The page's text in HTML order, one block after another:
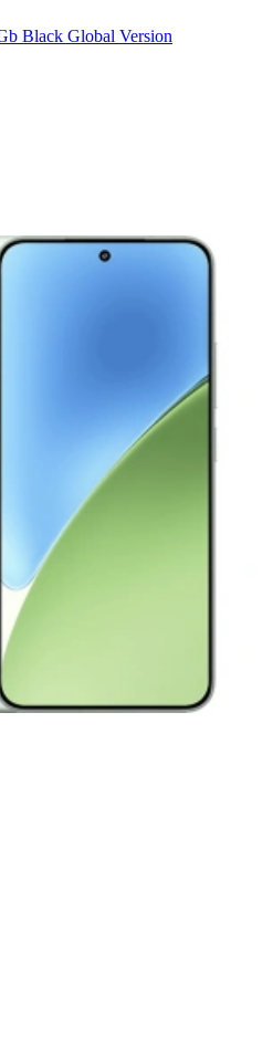
Black Global Version